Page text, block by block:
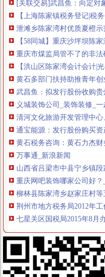
【上海陈家镇税务登记|税
泄滩乡陈家湾村优质夏橙
【58同城】重庆沙坪坝陈家
重庆市煤监局管不了的非
【洪山区陈家湾会计会计|
黄石多部门扶持助推青年
武昌鱼：拟发行股份收购
义城装饰公司_装饰装修_一
清河文化旅游开发管理中心
通宝能源：发行股份购买
黄石税务咨询：黄石力杰
万事通_新浪新闻
山西省吕梁市中县宁乡镇
重庆网吧装饰哪家公司好？
柳林县陈家湾乡赵家庄村
荆州市地方税务局2012年
七星关区国税局2015年8月
万事通(组图)-搜狐滚动
[收购]武昌鱼：拟非公开发
湖北武昌鱼股份有限公司
刊登热线：（报社）24小时
甘肃天水市麦积区五龙镇